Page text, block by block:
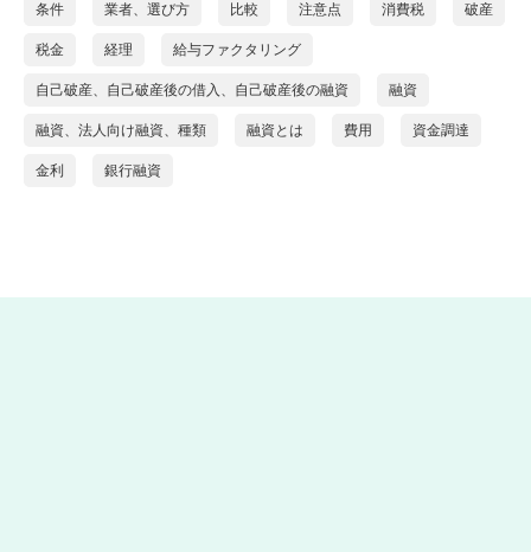
条件 業者、選び方 比較 注意点 消費税 破産
税金 経理 給与ファクタリング
自己破産、自己破産後の借入、自己破産後の融資 融資
融資、法人向け融資、種類 融資とは 費用 資金調達
金利 銀行融資